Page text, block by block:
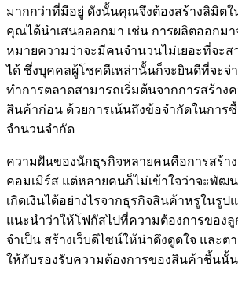
มากกว่าที่มีอยู่ ดังนั้นคุณจึงต้องสร้างลิมิต
คุณได้นำเสนอออกมา เช่น การผลิตออกม
หมายความว่าจะมีคนจำนวนไม่เยอะที่จะส
ได้ ซึ่งบุคคลผู้โชคดีเหล่านั้นก็จะยินดีที่จะจ่
ทำการตลาดสามารถเริ่มต้นจากการสร้าง
สินค้าก่อน ด้วยการเน้นถึงข้อจำกัดในการ
จำนวนจำกัด
ความฝันของนักธุรกิจหลายคนคือการสร้า
คอมเมิร์ส แต่หลายคนก็ไม่เข้าใจว่าจะพัฒ
เกิดเงินได้อย่างไรจากธุรกิจสินค้าหรูในรูป
แนะนำว่าให้โฟกัสไปที่ความต้องการของ
จำเป็น สร้างเว็บดีไซน์ให้น่าดึงดูดใจ และ
ให้กับรองรับความต้องการของสินค้าชิ้นนั้น